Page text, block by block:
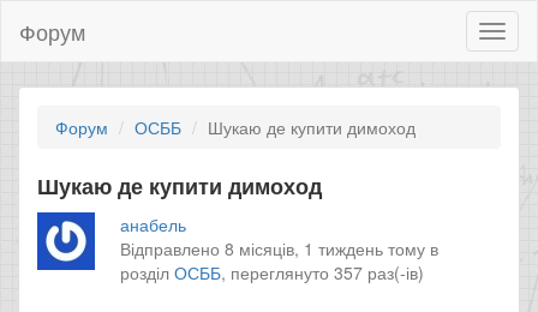
Форум
Форум ОСББ Шукаю де купити димоход
Шукаю де купити димоход
анабель
Відправлено 8 місяців, 1 тиждень тому в
розділОСББ, переглянуто 357 раз(-ів)